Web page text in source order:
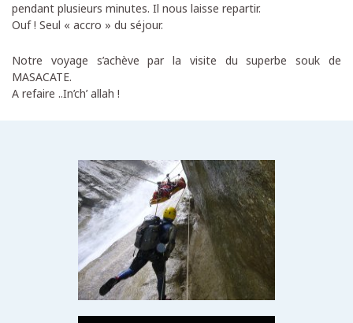
pendant plusieurs minutes. Il nous laisse repartir.
Ouf ! Seul « accro » du séjour.
Notre voyage s’achève par la visite du superbe souk de
MASACATE.
A refaire ..In’ch’ allah !